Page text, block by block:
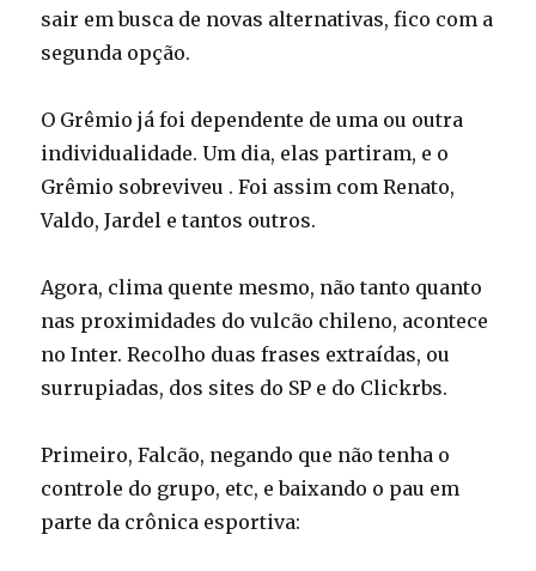
sair em busca de novas alternativas, fico com a
segunda opção.
O Grêmio já foi dependente de uma ou outra
individualidade. Um dia, elas partiram, e o
Grêmio sobreviveu . Foi assim com Renato,
Valdo, Jardel e tantos outros.
Agora, clima quente mesmo, não tanto quanto
nas proximidades do vulcão chileno, acontece
no Inter. Recolho duas frases extraídas, ou
surrupiadas, dos sites do SP e do Clickrbs.
Primeiro, Falcão, negando que não tenha o
controle do grupo, etc, e baixando o pau em
parte da crônica esportiva: